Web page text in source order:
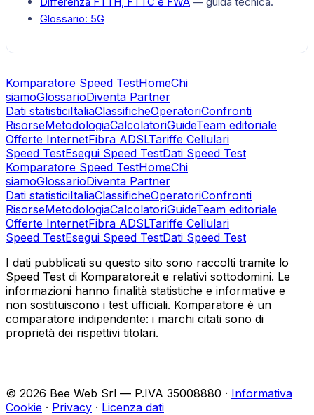
Glossario: 5G
Komparatore Speed TestHomeChi
siamoGlossarioDiventa Partner
Dati statisticiItaliaClassificheOperatoriConfronti
RisorseMetodologiaCalcolatoriGuideTeam editoriale
Offerte InternetFibra ADSLTariffe Cellulari
Speed TestEsegui Speed TestDati Speed Test
Komparatore Speed TestHomeChi
siamoGlossarioDiventa Partner
Dati statisticiItaliaClassificheOperatoriConfronti
RisorseMetodologiaCalcolatoriGuideTeam editoriale
Offerte InternetFibra ADSLTariffe Cellulari
Speed TestEsegui Speed TestDati Speed Test
I dati pubblicati su questo sito sono raccolti tramite lo
Speed Test di Komparatore.it e relativi sottodomini. Le
informazioni hanno finalità statistiche e informative e
non sostituiscono i test ufficiali. Komparatore è un
comparatore indipendente: i marchi citati sono di
proprietà dei rispettivi titolari.
© 2026 Bee Web Srl — P.IVA 35008880 · Informativa
Cookie · Privacy · Licenza dati